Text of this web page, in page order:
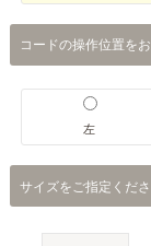
コードの操作位置を
左
サイズをご指定くだ